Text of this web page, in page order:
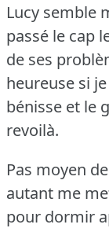
Lucy semble
passé le cap
de ses
heureuse si
bénisse et le
revoilà.
Pas moyen
autant me
pour dormir